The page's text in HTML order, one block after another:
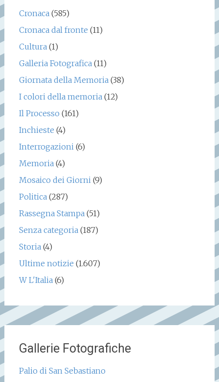
Cronaca(585)
Cronaca dal fronte (11)
Cultura(1)
Galleria Fotografica(11)
Giornata della Memoria(38)
I colori della memoria(12)
Il Processo (161)
Inchieste (4)
Interrogazioni(6)
Memoria(4)
Mosaico dei Giorni(9)
Politica(287)
Rassegna Stampa(51)
Senza categoria(187)
Storia(4)
Ultime notizie (1.607)
W L'Italia(6)
Gallerie Fotografiche
Palio di San Sebastiano